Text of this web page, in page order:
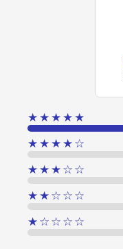
★★★★★
★★★★☆
★★★☆☆
★★☆☆☆
★☆☆☆☆